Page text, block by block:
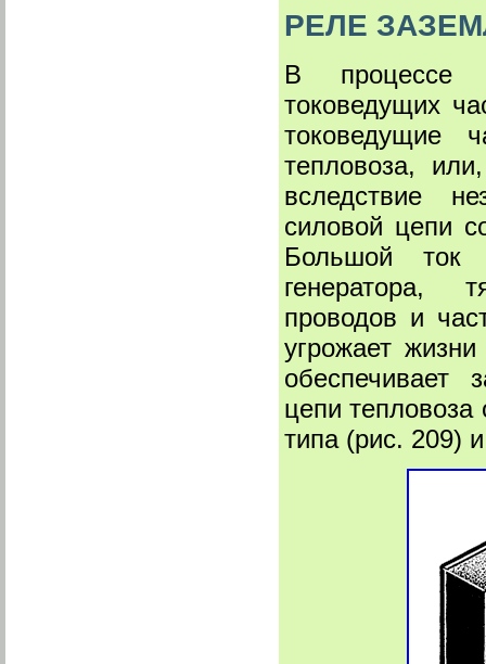
РЕЛЕ
В процессе
токоведущих
токоведущие
тепловоза,
вследствие
силовой цепи
Большой ток
генератора,
проводов и
угрожает
обеспечивает
цепи тепловоза
типа (рис. 209)